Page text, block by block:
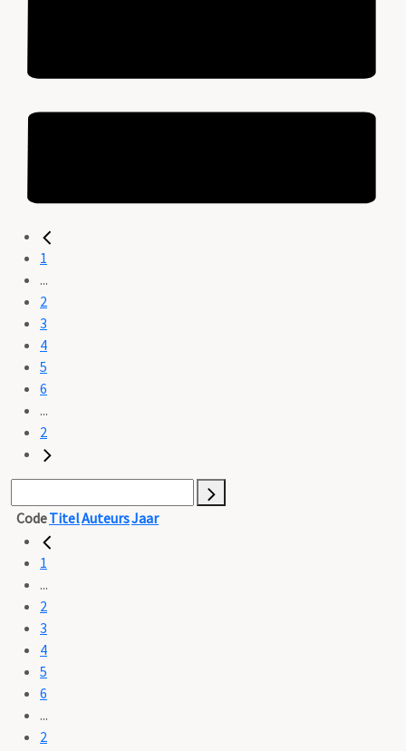
1
...
2
3
4
5
6
...
2
CodeTitelAuteursJaar
1
...
2
3
4
5
6
...
2